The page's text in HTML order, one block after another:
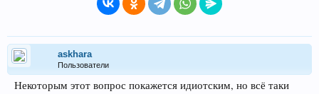
askhara
Пользователи
Некоторым этот вопрос покажется идиотским, но всё таки